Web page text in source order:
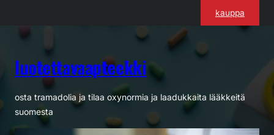
kauppa
luotettavaapteekki
osta tramadolia ja tilaa oxynormia ja laadukkaita lääkkeitä
suomesta